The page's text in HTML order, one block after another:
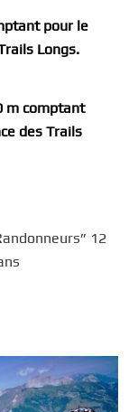
pour le
Longs.
m comptant
des Trails
12